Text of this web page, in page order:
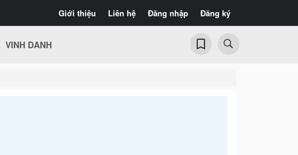
Giới thiệu Liên hệ Đăng nhập Đăng ký
VINH DANH